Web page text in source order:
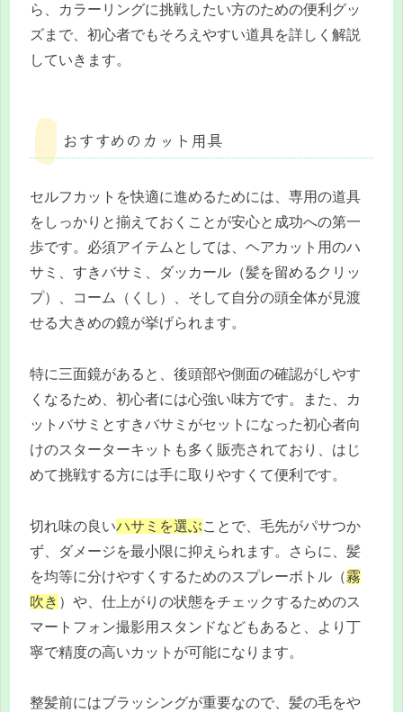
ら、カラーリングに挑戦したい方のための便利グッ
ズまで、初心者でもそろえやすい道具を詳しく解説
していきます。
おすすめのカット用具
セルフカットを快適に進めるためには、専用の道具
をしっかりと揃えておくことが安心と成功への第一
歩です。必須アイテムとしては、ヘアカット用のハ
サミ、すきバサミ、ダッカール（髪を留めるクリッ
プ）、コーム（くし）、そして自分の頭全体が見渡
せる大きめの鏡が挙げられます。
特に三面鏡があると、後頭部や側面の確認がしやす
くなるため、初心者には心強い味方です。また、カ
ットバサミとすきバサミがセットになった初心者向
けのスターターキットも多く販売されており、はじ
めて挑戦する方には手に取りやすくて便利です。
切れ味の良いハサミを選ぶことで、毛先がパサつか
ず、ダメージを最小限に抑えられます。さらに、髪
を均等に分けやすくするためのスプレーボトル（霧
吹き ）や、仕上がりの状態をチェックするためのス
マートフォン撮影用スタンドなどもあると、より丁
寧で精度の高いカットが可能になります。
整髪前にはブラッシングが重要なので、髪の毛をや